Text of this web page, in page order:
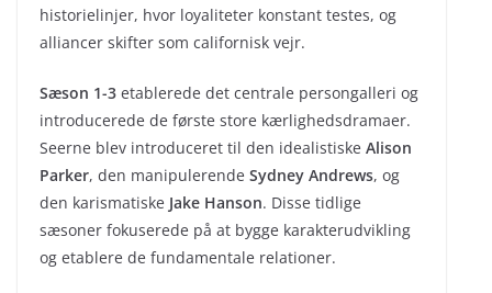
historielinjer, hvor loyaliteter konstant testes, og
alliancer skifter som californisk vejr.
Sæson 1-3 etablerede det centrale persongalleri og
introducerede de første store kærlighedsdramaer.
Seerne blev introduceret til den idealistiske Alison
Parker, den manipulerende Sydney Andrews, og
den karismatiske Jake Hanson. Disse tidlige
sæsoner fokuserede på at bygge karakterudvikling
og etablere de fundamentale relationer.